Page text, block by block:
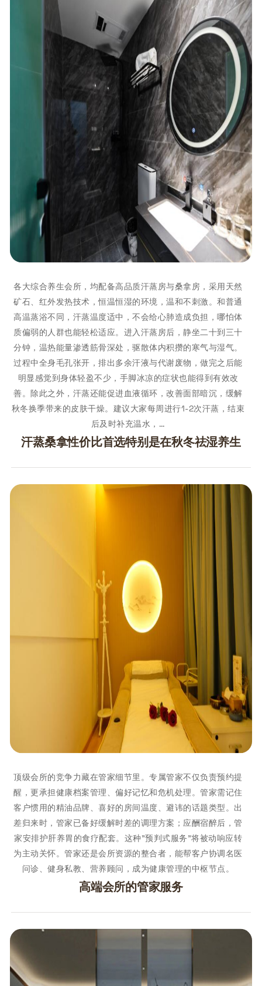
各大综合养生会所，均配备高品质汗蒸房与桑拿房，采用天然
矿石、红外发热技术，恒温恒湿的环境，温和不刺激。和普通
高温蒸浴不同，汗蒸温度适中，不会给心肺造成负担，哪怕体
质偏弱的人群也能轻松适应。进入汗蒸房后，静坐二十到三十
分钟，温热能量渗透筋骨深处，驱散体内积攒的寒气与湿气。
过程中全身毛孔张开，排出多余汗液与代谢废物，做完之后能
明显感觉到身体轻盈不少，手脚冰凉的症状也能得到有效改
善。除此之外，汗蒸还能促进血液循环，改善面部暗沉，缓解
秋冬换季带来的皮肤干燥。建议大家每周进行1-2次汗蒸，结束
后及时补充温水，…
汗蒸桑拿性价比首选特别是在秋冬祛湿养生
顶级会所的竞争力藏在管家细节里。专属管家不仅负责预约提
醒，更承担健康档案管理、偏好记忆和危机处理。管家需记住
客户惯用的精油品牌、喜好的房间温度、避讳的话题类型。出
差归来时，管家已备好缓解时差的调理方案；应酬宿醉后，管
家安排护肝养胃的食疗配套。这种"预判式服务"将被动响应转
为主动关怀。管家还是会所资源的整合者，能帮客户协调名医
问诊、健身私教、营养顾问，成为健康管理的中枢节点。
高端会所的管家服务